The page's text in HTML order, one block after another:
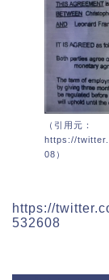
（引用元：
https://
08）
https://
532608